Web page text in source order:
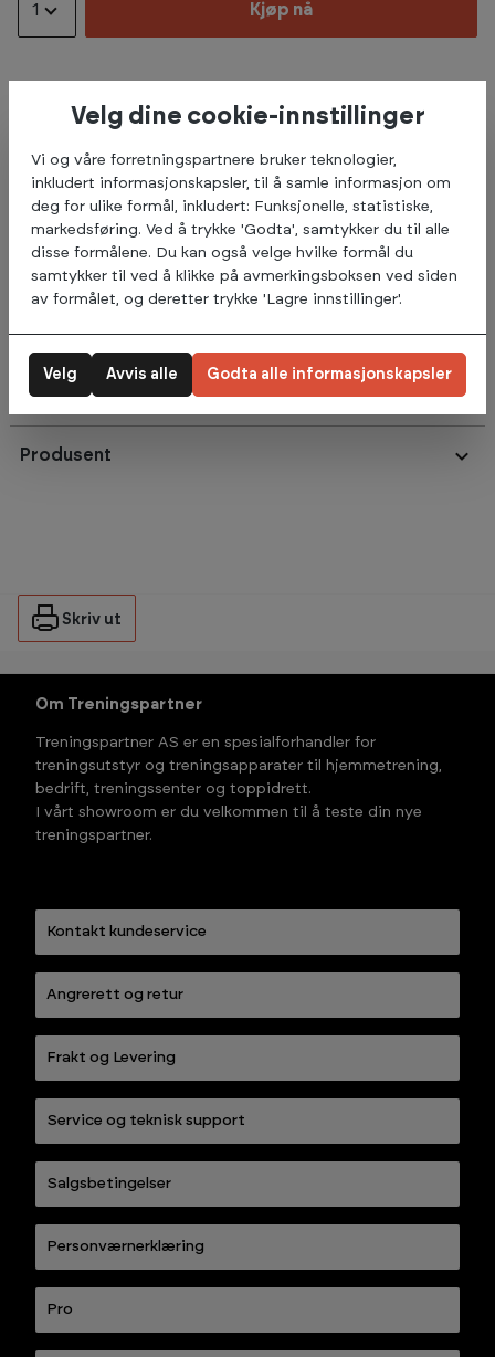
1 Kjøp nå
Beskrivelse
Spirit Lateral Raise SP -4322.
Ta kontakt med vår Pro avdeling om du ønsker et godt
tilbud på utstyr til ditt treningssenter eller bedrift.
Vi prosjekterer, tegner, installerer og gir deg topp
service på utstyr som er levert fra oss. Kontakt oss på
pro@treningspartner.no.
Omtaler
Produsent
Skriv ut
Om Treningspartner
Treningspartner AS er en spesialforhandler for
treningsutstyr og treningsapparater til hjemmetrening,
bedrift, treningssenter og toppidrett.
I vårt showroom er du velkommen til å teste din nye
treningspartner.
Kontakt kundeservice
Angrerett og retur
Frakt og Levering
Service og teknisk support
Salgsbetingelser
Personværnerklæring
Pro
Velg dine cookie-innstillinger
Vi og våre forretningspartnere bruker teknologier,
inkludert informasjonskapsler, til å samle informasjon om
deg for ulike formål, inkludert: Funksjonelle, statistiske,
markedsføring. Ved å trykke 'Godta', samtykker du til alle
disse formålene. Du kan også velge hvilke formål du
samtykker til ved å klikke på avmerkingsboksen ved siden
av formålet, og deretter trykke 'Lagre innstillinger'.
Avvis alle
Velg Godta alle informasjonskapsler